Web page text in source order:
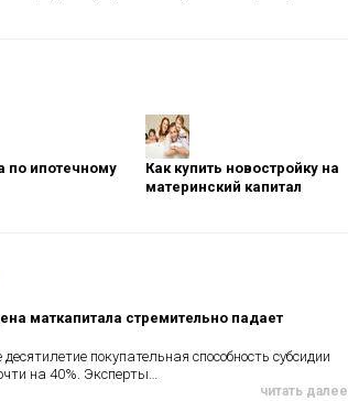
по ипотечному
Как купить новостройку на
материнский капитал
маткапитала стремительно падает
десятилетие покупательная способность субсидии
на 40%. Эксперты…
читать далее